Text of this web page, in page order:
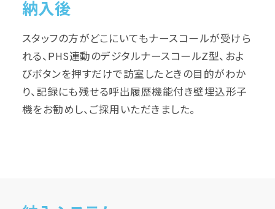
納入後
スタッフの方がどこにいてもナースコールが受けら
れる、PHS連動のデジタルナースコールZ型、およ
びボタンを押すだけで訪室したときの目的がわか
り、記録にも残せる呼出履歴機能付き壁埋込形子
機をお勧めし、ご採用いただきました。